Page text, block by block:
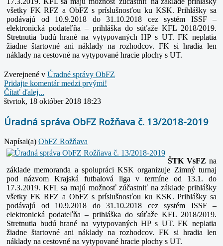
všetky FK RFZ a ObFZ s príslušnosťou ku KSK. Prihlášky sa
podávajú od 10.9.2018 do 31.10.2018 cez systém ISSF –
elektronická podateľňa – prihláška do súťaže KFL 2018/2019.
Stretnutia budú hrané na vytypovaných HP s UT. FK neplatia
žiadne štartovné ani náklady na rozhodcov. FK si hradia len
náklady na cestovné na vytypované hracie plochy s UT.
Zverejnené v Úradné správy ObFZ
Pridajte komentár medzi prvými!
Čítať ďalej...
štvrtok, 18 október 2018 18:23
Úradná správa ObFZ Rožňava č. 13/2018-2019
Napísal(a) ObFZ Rožňava
ŠTK VsFZ na
základe memoranda a spolupráci KSK organizuje Zimný turnaj
pod názvom Krajská futbalová liga v termíne od 13.1. do
17.3.2019. KFL sa majú možnosťzúčastniť na základe prihlášky
všetky FK RFZ a ObFZ s príslušnosťou ku KSK. Prihlášky sa
podávajú od 10.9.2018 do 31.10.2018 cez systém ISSF –
elektronická podateľňa – prihláška do súťaže KFL 2018/2019.
Stretnutia budú hrané na vytypovaných HP s UT. FK neplatia
žiadne štartovné ani náklady na rozhodcov. FK si hradia len
náklady na cestovné na vytypované hracie plochy s UT.